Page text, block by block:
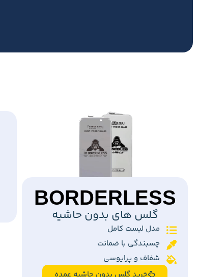
BORDERLESS
گلس های بدون حاشیه
مدل لیست کامل
چسبندگی با ضمانت
شفاف و پرایوسی